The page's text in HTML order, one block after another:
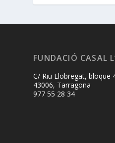
FUNDACIÓ CASAL
C/ Riu Llobregat, bloque
43006, Tarragona
977 55 28 34